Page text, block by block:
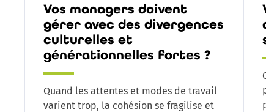
Vos managers doivent
gérer avec des divergences
culturelles et
générationnelles fortes ?
Quand les attentes et modes de travail
varient trop, la cohésion se fragilise et